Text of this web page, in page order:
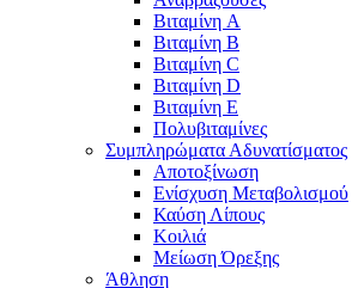
Βιταμίνη A
Βιταμίνη B
Βιταμίνη C
Βιταμίνη D
Βιταμίνη E
Πολυβιταμίνες
Συμπληρώματα Αδυνατίσματος
Αποτοξίνωση
Ενίσχυση Μεταβολισμού
Καύση Λίπους
Κοιλιά
Μείωση Όρεξης
Άθληση